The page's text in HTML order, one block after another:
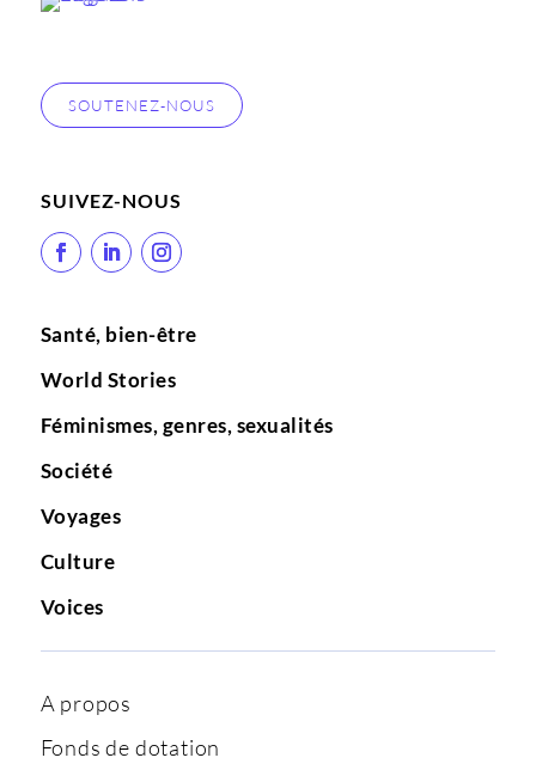
SOUTENEZ-NOUS
SUIVEZ-NOUS
Santé, bien-être
World Stories
Féminismes, genres, sexualités
Société
Voyages
Culture
Voices
A propos
Fonds de dotation